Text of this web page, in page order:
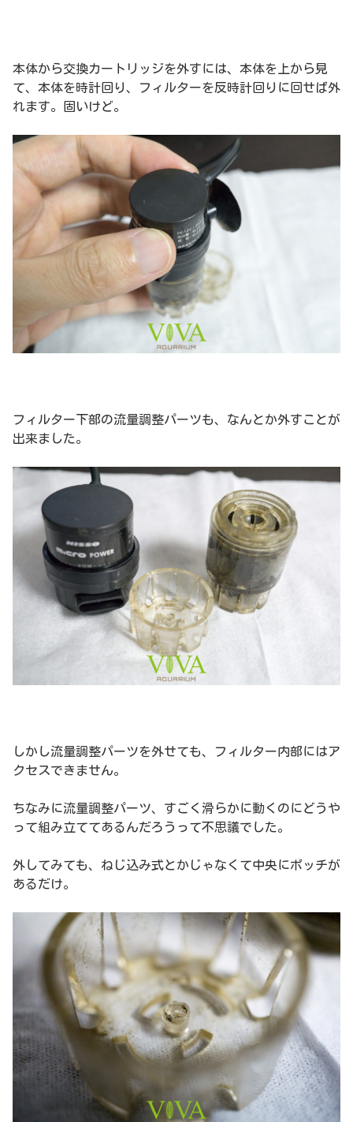
本体から交換カートリッジを外すには、本体を上から見
て、本体を時計回り、フィルターを反時計回りに回せば外
れます。固いけど。
フィルター下部の流量調整パーツも、なんとか外すことが
出来ました。
しかし流量調整パーツを外せても、フィルター内部にはア
クセスできません。
ちなみに流量調整パーツ、すごく滑らかに動くのにどうや
って組み立ててあるんだろうって不思議でした。
外してみても、ねじ込み式とかじゃなくて中央にポッチが
あるだけ。